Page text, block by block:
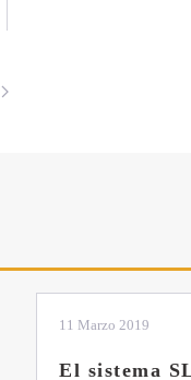
11 Marzo 2019
El sistema